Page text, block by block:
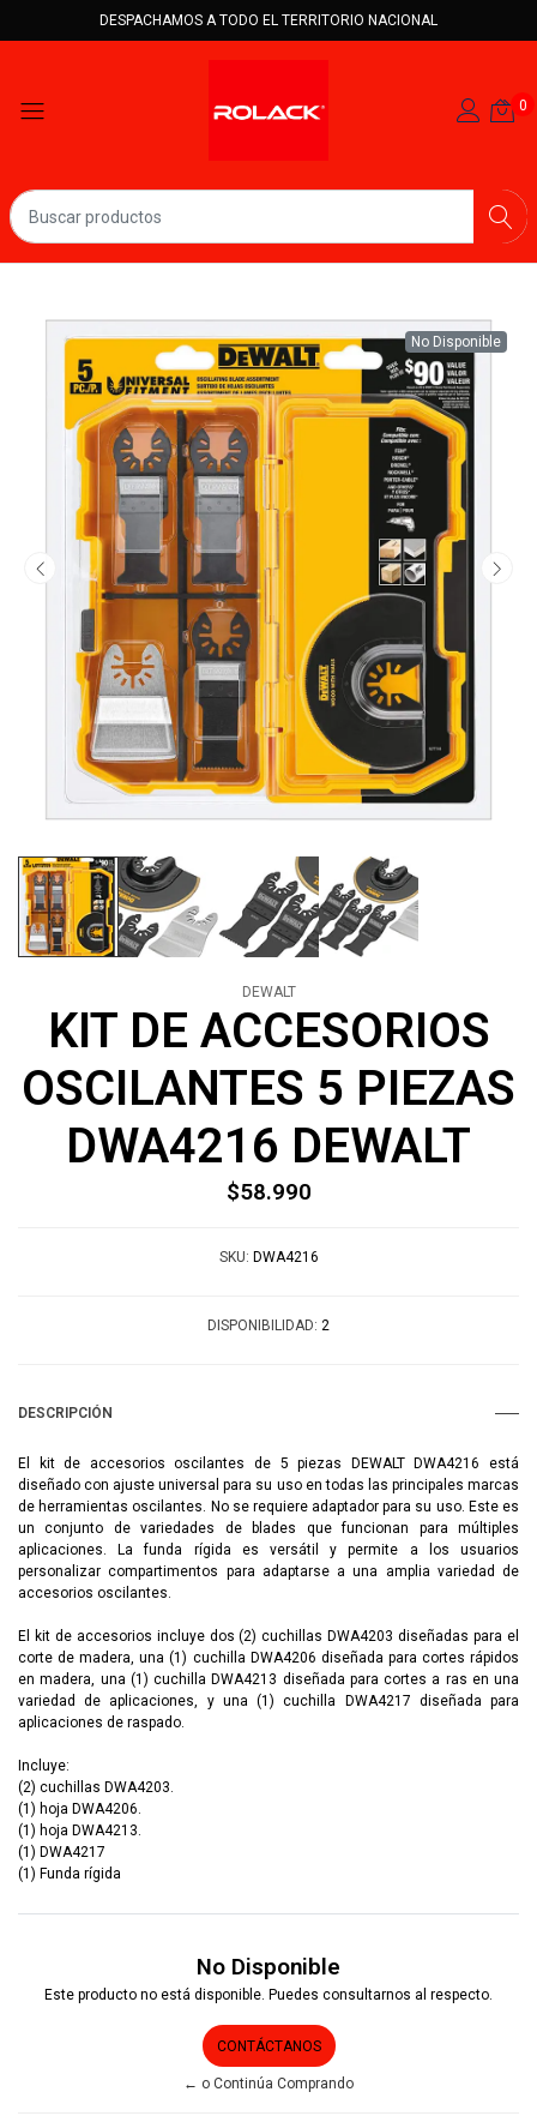
DESPACHAMOS A TODO EL TERRITORIO NACIONAL
0
No Disponible
DEWALT
KIT DE ACCESORIOS
OSCILANTES 5 PIEZAS
DWA4216 DEWALT
$58.990
SKU: DWA4216
DISPONIBILIDAD: 2
DESCRIPCIÓN
El kit de accesorios oscilantes de 5 piezas DEWALT DWA4216 está
diseñado con ajuste universal para su uso en todas las principales marcas
de herramientas oscilantes. No se requiere adaptador para su uso. Este es
un conjunto de variedades de blades que funcionan para múltiples
aplicaciones. La funda rígida es versátil y permite a los usuarios
personalizar compartimentos para adaptarse a una amplia variedad de
accesorios oscilantes.
El kit de accesorios incluye dos (2) cuchillas DWA4203 diseñadas para el
corte de madera, una (1) cuchilla DWA4206 diseñada para cortes rápidos
en madera, una (1) cuchilla DWA4213 diseñada para cortes a ras en una
variedad de aplicaciones, y una (1) cuchilla DWA4217 diseñada para
aplicaciones de raspado.
Incluye:
(2) cuchillas DWA4203.
(1) hoja DWA4206.
(1) hoja DWA4213.
(1) DWA4217
(1) Funda rígida
No Disponible
Este producto no está disponible. Puedes consultarnos al respecto.
CONTÁCTANOS
← o Continúa Comprando